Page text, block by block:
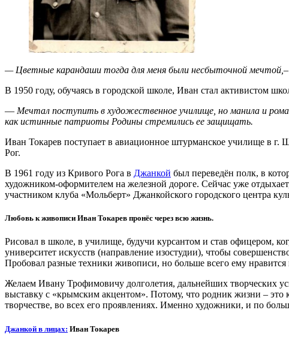
— Цветные карандаши тогда для меня были несбыточной
В 1950 году, обучаясь в городской школе, Иван стал активистом
— Мечтал поступить в художественное училище, но манила и
как истинные патриоты Родины стремились ее защищать.
Иван Токарев поступает в авиационное штурманское училище в г.
Рог.
В 1961 году из Кривого Рога в Джанкой был переведён полк, в
художником-оформителем на железной дороге. Сейчас уже
участником клуба «Мольберт» Джанкойского городского центра
Любовь к живописи Иван Токарев пронёс через всю жизнь.
Рисовал в школе, в училище, будучи курсантом и став офицером,
университет искусств (направление изостудии), чтобы
Пробовал разные техники живописи, но больше всего ему
Желаем Ивану Трофимовичу долголетия, дальнейших творческих
выставку с «крымским акцентом». Потому, что родник жизни – это
творчестве, во всех его проявлениях. Именно художники, и по
Джанкой в лицах: Иван Токарев